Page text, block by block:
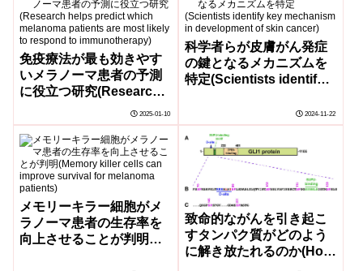
免疫療法が最も効きやす
いメラノーマ患者の予測
に役立つ研究(Research
helps predict which
melanoma patients are
most likely to respond to
immunotherapy)
2025-01-10
科学者らが皮膚がん発症
の鍵となるメカニズムを
特定(Scientists identify
development of skin
cancer)
2024-11-22
メモリーキラー細胞がメ
ラノーマ患者の生存率を
向上させることが判明
致命的ながんを引き起こ
すタンパク質がどのよう
に解き放たれるのか(How